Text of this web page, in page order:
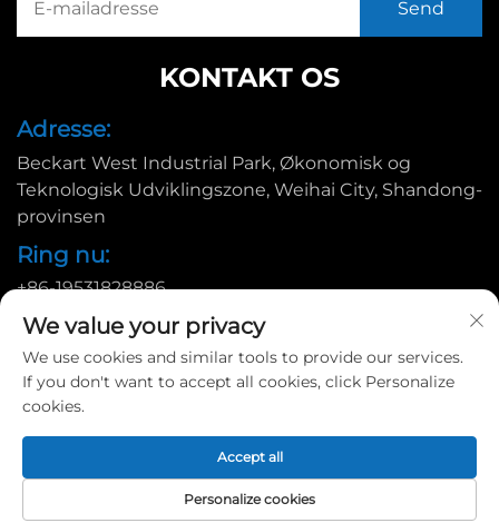
KONTAKT OS
Adresse:
Beckart West Industrial Park, Økonomisk og
Teknologisk Udviklingszone, Weihai City, Shandong-
provinsen
Ring nu:
+86-19531828886
E-mail:
[email protected]
Copyright © 2025 af Huadu Pallet Manufacturing Co., Ltd. |
Privatlivspolitik
We value your privacy
We use cookies and similar tools to provide our services.
If you don't want to accept all cookies, click Personalize
cookies.
Personalize cookies
Accept all